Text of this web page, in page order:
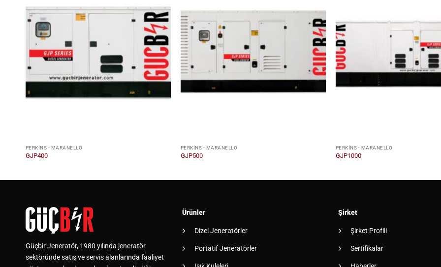
PERKINS - MARANELLO
GJP400
PERKINS - MARANELLO
GJP500
PERKINS - MARANELLO
GJP1000
Güçbir Jeneratör, 1980 yılında jeneratör
sektöründe satış ve servis alanlarında faaliyet
Ürünler
Dizel Jeneratörler
Portatif Jeneratörler
Şirket
Şirket Profili
Sertifikalar